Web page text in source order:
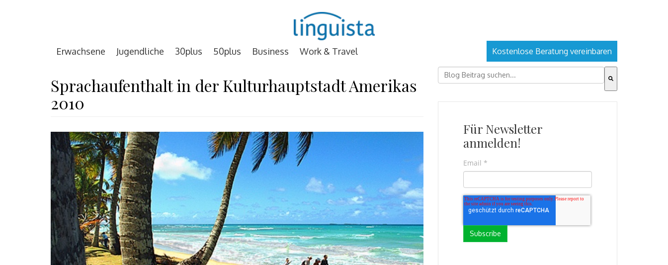
Erwachsene Jugendliche 30plus 50plus Business Work & Travel Kostenlose Beratung vereinbaren
Sprachaufenthalt in der Kulturhauptstadt Amerikas
2010
Dies ist ein Suchfeld mit einer automatischen
Für Newsletter
anmelden!
Email *